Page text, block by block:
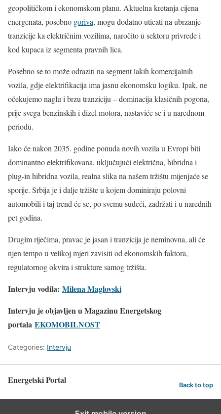
geopolitičkom i ekonomskom planu. Aktuelna kretanja cijena
energenata, posebno goriva, mogu dodatno uticati na ubrzanje
tranzicije ka električnim vozilima, naročito u sektoru privrede i
kod kupaca iz segmenta pravnih lica.
Posebno se to može odraziti na segment lakih komercijalnih
vozila, gdje elektrifikacija ima jasnu ekonomsku logiku. Ipak, ne
očekujemo naglu i brzu tranziciju – dominacija klasičnih pogona,
prije svega benzinskih i dizel motora, nastaviće se i u narednom
periodu.
Iako će nakon 2035. godine ponuda novih vozila u Evropi biti
dominantno elektrifikovana, uključujući električna, hibridna i
plug-in hibridna vozila, realna slika na našem tržištu mijenjaće se
sporije. Srbija je i dalje tržište u kojem dominiraju polovni
automobili i taj trend će se, po svemu sudeći, zadržati i u narednih
pet godina.
Drugim riječima, pravac je jasan i tranzicija je neminovna, ali će
njen tempo u velikoj mjeri zavisiti od ekonomskih faktora,
regulatornog okvira i strukture samog tržišta.
Intervju vodila: Milena Maglovski
Intervju je objavljen u Magazinu Energetskog
portala EKOMOBILNOST
Categories: Intervju
Energetski Portal Back to top